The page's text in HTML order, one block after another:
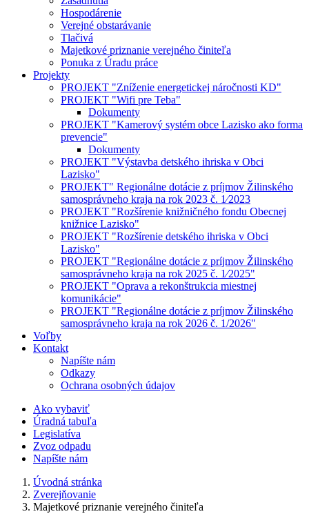
Hospodárenie
Verejné obstarávanie
Tlačivá
Majetkové priznanie verejného činiteľa
Ponuka z Úradu práce
Projekty
PROJEKT "Zníženie energetickej náročnosti KD"
PROJEKT "Wifi pre Teba"
Dokumenty
PROJEKT "Kamerový systém obce Lazisko ako forma
prevencie"
Dokumenty
PROJEKT "Výstavba detského ihriska v Obci
Lazisko"
PROJEKT" Regionálne dotácie z príjmov Žilinského
samosprávneho kraja na rok 2023 č. 1⁄2023
PROJEKT "Rozšírenie knižničného fondu Obecnej
knižnice Lazisko"
PROJEKT "Rozšírenie detského ihriska v Obci
Lazisko"
PROJEKT "Regionálne dotácie z príjmov Žilinského
samosprávneho kraja na rok 2025 č. 1⁄2025"
PROJEKT "Oprava a rekonštrukcia miestnej
komunikácie"
PROJEKT "Regionálne dotácie z príjmov Žilinského
samosprávneho kraja na rok 2026 č. 1/2026"
Voľby
Kontakt
Napíšte nám
Odkazy
Ochrana osobných údajov
Ako vybaviť
Úradná tabuľa
Legislatíva
Zvoz odpadu
Napíšte nám
Úvodná stránka
Zverejňovanie
Majetkové priznanie verejného činiteľa